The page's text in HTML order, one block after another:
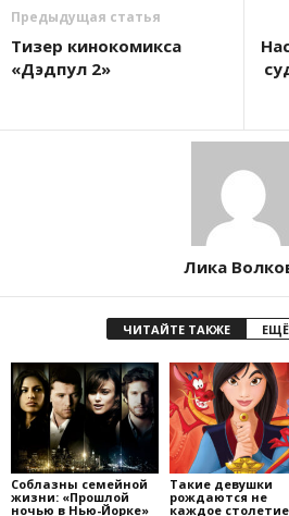
Предыдущая статья
Тизер кинокомикса
«Дэдпул 2»
Лика
ЧИТАЙТЕ ТАКЖЕ
Соблазны семейной
жизни: «Прошлой
ночью в Нью-Йорке»
Такие девушки
рождаются не
каждое